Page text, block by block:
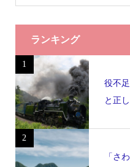
ランキング
1
役不
と正
2
「さ